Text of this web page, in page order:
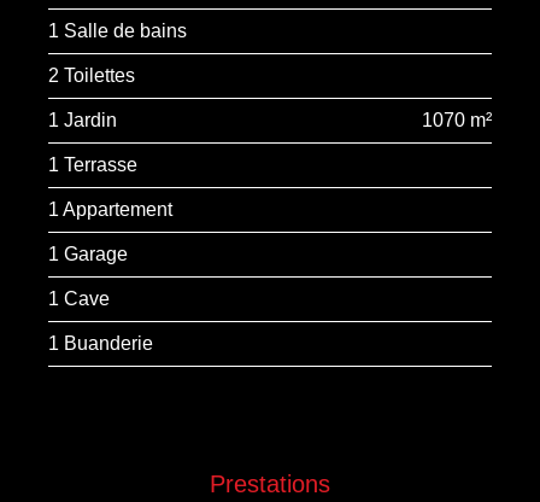
1 Salle de bains
2 Toilettes
1 Jardin 1070 m²
1 Terrasse
1 Appartement
1 Garage
1 Cave
1 Buanderie
Prestations